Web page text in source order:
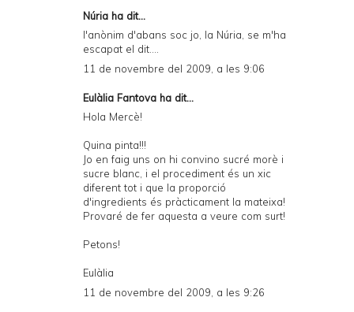
n
d
P
D
F
Núria ha dit...
l'anònim d'abans soc jo, la Núria, se m'ha
escapat el dit....
11 de novembre del 2009, a les 9:06
Eulàlia Fantova ha dit...
Hola Mercè!
Quina pinta!!!
Jo en faig uns on hi convino sucré morè i
sucre blanc, i el procediment és un xic
diferent tot i que la proporció
d'ingredients és pràcticament la mateixa!
Provaré de fer aquesta a veure com surt!
Petons!
Eulàlia
11 de novembre del 2009, a les 9:26